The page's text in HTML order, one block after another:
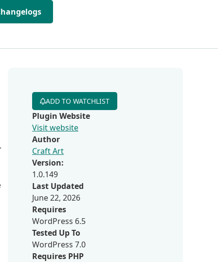
ADD TO WATCHLIST
Plugin Website
Visit website
Author
Craft Art
Version:
1.0.149
Last Updated
June 22, 2026
Requires
WordPress 6.5
Tested Up To
WordPress 7.0
Requires PHP